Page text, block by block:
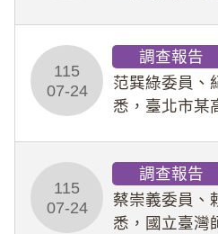
教羽球隊學生
事件處理會議
115
07-24
調查報告
范巽綠委員、
悉，臺北市某
行拍攝特定樣
劉師。該生因
115
07-24
調查報告
蔡崇義委員、
悉，國立臺灣